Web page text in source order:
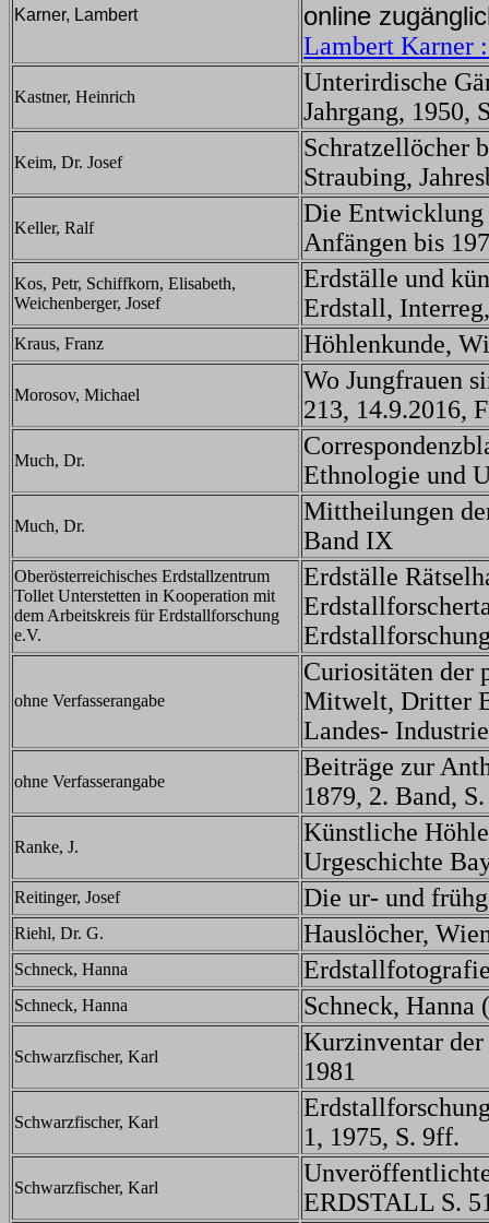
Karner, Lambert online
Lambert Karner
Kastner, Heinrich
Unterirdische
Jahrgang, 1950,
Keim, Dr. Josef
Schratzellöcher
Straubing,
Keller, Ralf
Die Entwicklung
Anfängen bis
Kos, Petr, Schiffkorn, Elisabeth,
Weichenberger, Josef
Erdställe und
Erdstall,
Kraus, Franz Höhlenkunde,
Morosov, Michael
Wo Jungfrauen
213, 14.9.2016,
Much, Dr.
Ethnologie und
Much, Dr.
Mittheilungen
Band IX
Oberösterreichisches Erdstallzentrum
Tollet Unterstetten in Kooperation mit
dem Arbeitskreis für Erdstallforschung
e.V.
Erdställe
ohne Verfasserangabe
Curiositäten der
Mitwelt, Dritter
Landes-
ohne Verfasserangabe
Beiträge zur
1879, 2. Band,
Ranke, J.
Künstliche
Urgeschichte
Reitinger, Josef Die ur- und
Riehl, Dr. G. Hauslöcher,
Schneck, Hanna
Schneck, Hanna Schneck,
Schwarzfischer, Karl
Kurzinventar
1981
Schwarzfischer, Karl
1, 1975, S. 9ff.
Schwarzfischer, Karl
ERDSTALL S.